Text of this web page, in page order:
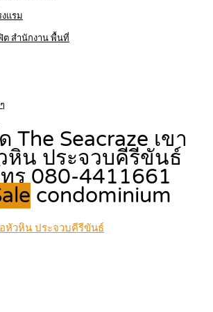
แรม
สำนักงาน พื้นที่
The Seacraze เขา
หิน ประจวบคีรีขันธ์
ร 080-4411661
condominium
หัวหิน ประจวบคีรีขันธ์